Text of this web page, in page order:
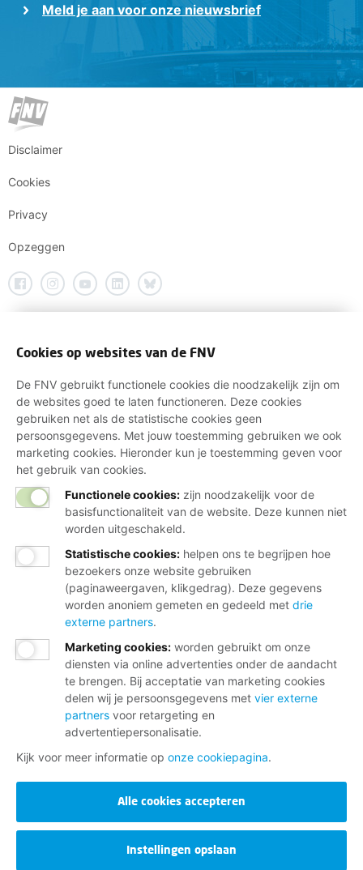
Meld je aan voor onze nieuwsbrief
Disclaimer
Cookies
Privacy
Opzeggen
Cookies op websites van de FNV
De FNV gebruikt functionele cookies die noodzakelijk zijn om
de websites goed te laten functioneren. Deze cookies
gebruiken net als de statistische cookies geen
persoonsgegevens. Met jouw toestemming gebruiken we ook
marketing cookies. Hieronder kun je toestemming geven voor
het gebruik van cookies.
Functionele cookies: zijn noodzakelijk voor de
basisfunctionaliteit van de website. Deze kunnen niet
worden uitgeschakeld.
Statistische cookies: helpen ons te begrijpen hoe
bezoekers onze website gebruiken
(paginaweergaven, klikgedrag). Deze gegevens
worden anoniem gemeten en gedeeld met drie
externe partners.
Marketing cookies: worden gebruikt om onze
diensten via online advertenties onder de aandacht
te brengen. Bij acceptatie van marketing cookies
delen wij je persoonsgegevens met vier externe
partners voor retargeting en
advertentiepersonalisatie.
Kijk voor meer informatie op onze cookiepagina.
Alle cookies accepteren
Instellingen opslaan